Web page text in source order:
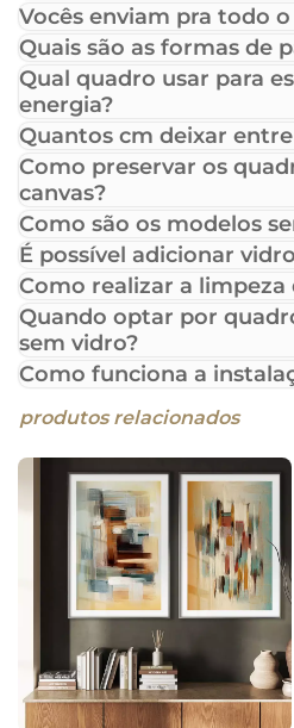
Vocês enviam pra todo
Quais são as formas de
Qual quadro usar para
energia?
Quantos cm deixar
Como preservar os
canvas?
Como são os modelos
É possível adicionar
Como realizar a limpeza
Quando optar por
sem vidro?
Como funciona a
produtos relacionados